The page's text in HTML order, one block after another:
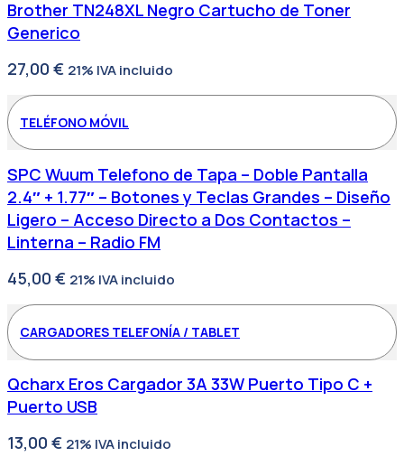
Brother TN248XL Negro Cartucho de Toner
Generico
27,00 € 21% IVA incluido
TELÉFONO MÓVIL
SPC Wuum Telefono de Tapa – Doble Pantalla
2.4″ + 1.77″ – Botones y Teclas Grandes – Diseño
Ligero – Acceso Directo a Dos Contactos –
Linterna – Radio FM
45,00 € 21% IVA incluido
CARGADORES TELEFONÍA / TABLET
Qcharx Eros Cargador 3A 33W Puerto Tipo C +
Puerto USB
13,00 € 21% IVA incluido